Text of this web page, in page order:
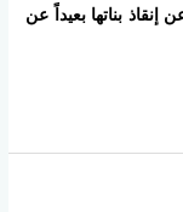
بناتها بعيداً عن